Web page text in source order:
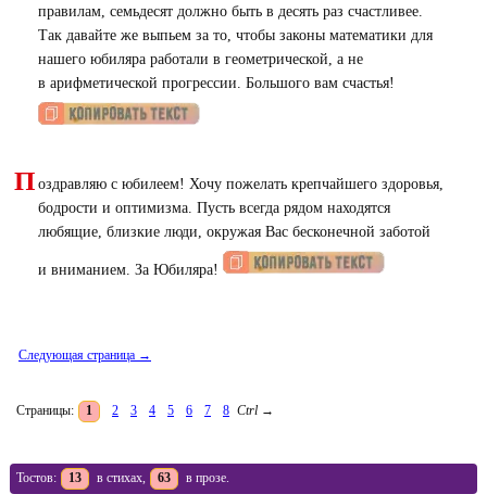
правилам, семьдесят должно быть в десять раз счастливее.
Так давайте же выпьем за то, чтобы законы математики для
нашего юбиляра работали в геометрической, а не
в арифметической прогрессии. Большого вам счастья!
П оздравляю с юбилеем! Хочу пожелать крепчайшего здоровья,
бодрости и оптимизма. Пусть всегда рядом находятся
любящие, близкие люди, окружая Вас бесконечной заботой
и вниманием. За Юбиляра!
Следующая страница →
Страницы: 1 2 3 4 5 6 7 8 Ctrl →
Тостов: 13 в стихах, 63 в прозе.